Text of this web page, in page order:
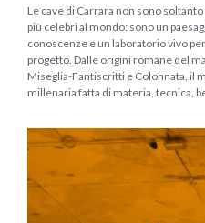
Le cave di Carrara non sono
più celebri al mondo: sono un
conoscenze e un laboratorio vivo
progetto. Dalle origini romane del
Miseglia-Fantiscritti e Colonnata, il
millenaria fatta di materia, tecnica,